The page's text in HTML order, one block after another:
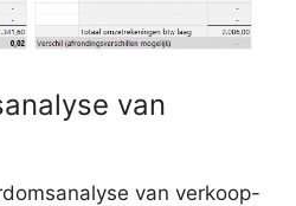
van
van verkoop-